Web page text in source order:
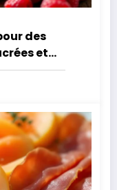
des
et